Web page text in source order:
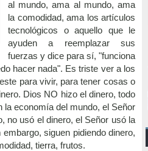
al mundo, ama al mundo, ama
la comodidad, ama los artículos
tecnológicos o aquello que le
ayuden a reemplazar sus
fuerzas y dice para sí, "funciona
hacer nada". Es triste ver a los
para vivir, para tener cosas o
Dios NO hizo el dinero, todo
la economía del mundo, el Señor
no usó el dinero, el Señor usó la
siguen pidiendo dinero,
tierra, frutos.